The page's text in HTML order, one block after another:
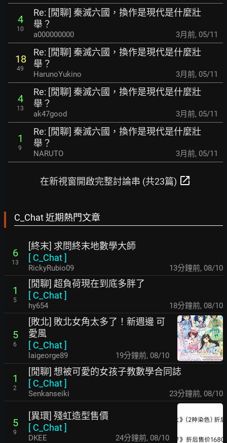
4
10
Re: [閒聊] 秦滅六國，換作是現代是什麼壯
舉？
a000000000 3月前, 05/11
18
49
Re: [閒聊] 秦滅六國，換作是現代是什麼壯
舉？
HarunoYukino 3月前, 05/11
4
13
Re: [閒聊] 秦滅六國，換作是現代是什麼壯
舉？
ak47good 3月前, 05/11
1
9
Re: [閒聊] 秦滅六國，換作是現代是什麼壯
舉？
NARUTO 3月前, 05/11
在新視窗開啟完整討論串 (共23篇) open_in_new
C_Chat 近期熱門文章
6
13
[終末] 求問終末地數學大師
[ C_Chat]
RickyRubio09 13分鐘前, 08/10
1
5
[閒聊] 超負荷現在到底多胖了
[ C_Chat]
hy654 18分鐘前, 08/10
5
6
[敗北] 敗北女角太多了！新週邊 可
愛風
[ C_Chat]
laigeorge89 19分鐘前, 08/10
1
2
[閒聊] 想被可愛的女孩子教數學合同誌
[ C_Chat]
Senkanseiki 23分鐘前, 08/10
5
9
[異環] 殘虹造型售價
[ C_Chat]
DKEE 24分鐘前, 08/10